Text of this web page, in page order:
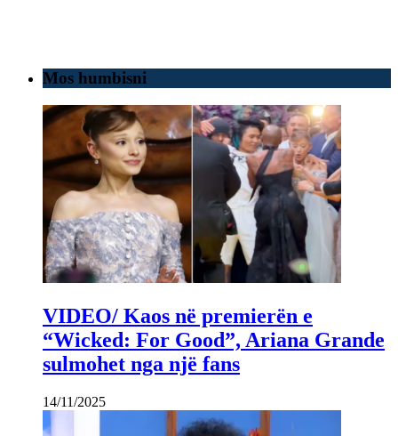
Mos humbisni
VIDEO/ Kaos në premierën e
“Wicked: For Good”, Ariana Grande
sulmohet nga një fans
14/11/2025